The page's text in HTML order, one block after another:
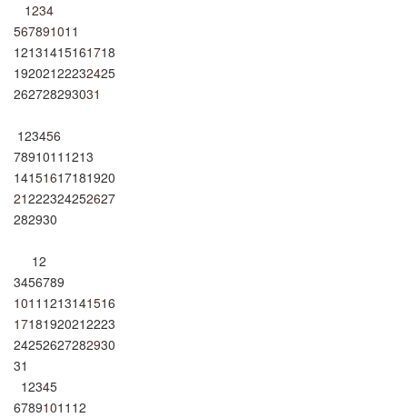
1234
567891011
12131415161718
19202122232425
262728293031
123456
7891011 1213
14151617181920
21222324252627
282930
12
3456789
1011 1213141516
17181920212223
24252627282930
31
12345
67891011 12